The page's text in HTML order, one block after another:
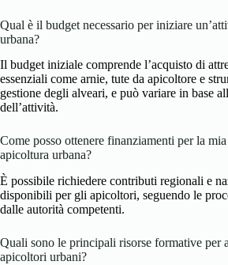
Qual è il budget necessario per iniziare
urbana?
Il budget iniziale comprende l’acquisto di
essenziali come arnie, tute da apicoltore e
gestione degli alveari, e può variare in base
dell’attività.
Come posso ottenere finanziamenti per la
apicoltura urbana?
È possibile richiedere contributi regionali e
disponibili per gli apicoltori, seguendo le
dalle autorità competenti.
Quali sono le principali risorse formative per
apicoltori urbani?